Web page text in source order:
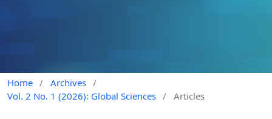
Home / Archives /
Vol. 2 No. 1 (2026): Global Sciences / Articles